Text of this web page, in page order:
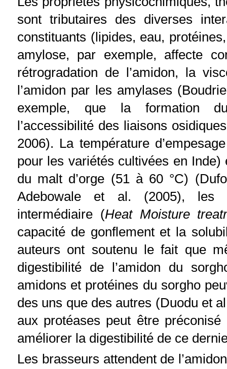
sont tributaires des diverses
constituants (lipides, eau,
amylose, par exemple, affecte
rétrogradation de l’amidon, la
l’amidon par les amylases
exemple, que la formation
l’accessibilité des liaisons
2006). La température
pour les variétés cultivées en Inde)
du malt d’orge (51 à 60 °C)
Adebowale et al. (2005), les
intermédiaire (Heat Moisture
capacité de gonflement et la
auteurs ont soutenu le fait que
digestibilité de l’amidon du
amidons et protéines du sorgho
des uns que des autres (Duodu et
aux protéases peut être
améliorer la digestibilité de ce
Les brasseurs attendent de